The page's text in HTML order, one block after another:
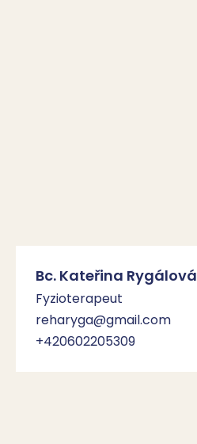
Bc. Kateřina Rygálová
Fyzioterapeut
reharyga@gmail.com
+420602205309